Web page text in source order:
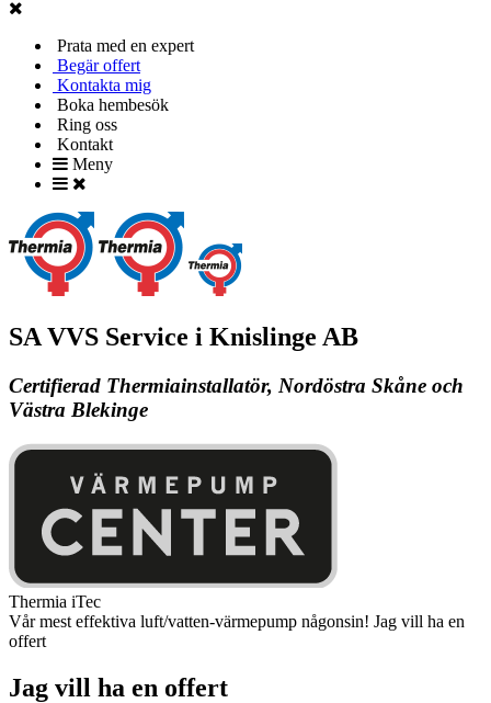
Prata med en expert
Begär offert
Kontakta mig
Boka hembesök
Ring oss
Kontakt
Meny
SA VVS Service i Knislinge AB
Certifierad Thermiainstallatör, Nordöstra Skåne och
Västra Blekinge
Thermia iTec
Vår mest effektiva luft/vatten-värmepump någonsin! Jag vill ha en
offert
Jag vill ha en offert